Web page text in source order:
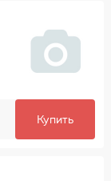
Купить